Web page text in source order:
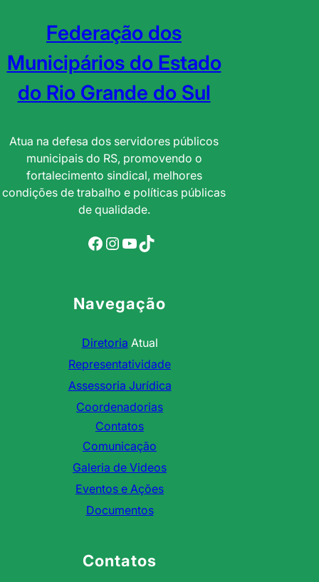
Federação dos
Municipários do Estado
do Rio Grande do Sul
Atua na defesa dos servidores públicos
municipais do RS, promovendo o
fortalecimento sindical, melhores
condições de trabalho e políticas públicas
de qualidade.
Facebook Instagram YouTube TikTok
Navegação
Diretoria Atual
Representatividade
Assessoria Jurídica
Coordenadorias
Contatos
Comunicação
Galeria de Videos
Eventos e Ações
Documentos
Contatos